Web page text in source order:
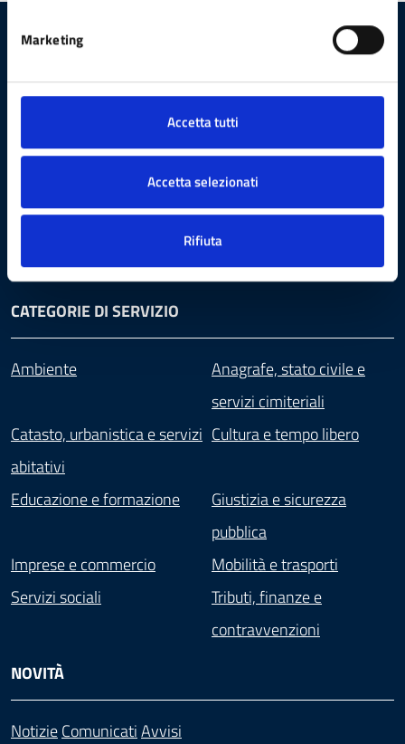
Marketing
Accetta tutti
Accetta selezionati
Rifiuta
AMMINISTRAZIONE
Aree amministrativeDocumenti e dati
Personale amministrativo
PoliticiOrgani di governoConsulte
CATEGORIE DI SERVIZIO
Ambiente
Anagrafe, stato civile e
servizi cimiteriali
Catasto, urbanistica e servizi
abitativi
Cultura e tempo libero
Educazione e formazione
Giustizia e sicurezza
pubblica
Imprese e commercio
Mobilità e trasporti
Servizi sociali
Tributi, finanze e
contravvenzioni
NOVITÀ
NotizieComunicatiAvvisi